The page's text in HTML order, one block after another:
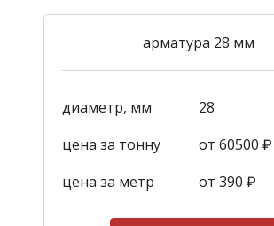
арматура 28 мм
диаметр, мм
28
цена за тонну
от 60500 ₽
цена за метр
от 390 ₽